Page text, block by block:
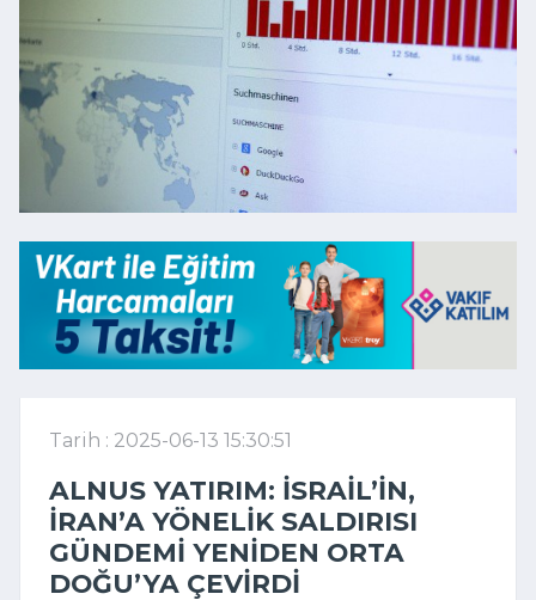
Tarih : 2025-06-13 15:30:51
ALNUS YATIRIM: İSRAIL’IN,
İRAN’A YÖNELIK SALDIRISI
GÜNDEMI YENIDEN ORTA
DOĞU’YA ÇEVIRDI